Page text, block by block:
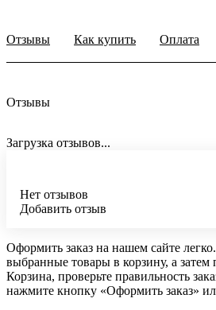
Отзывы Как купить Оплата
Отзывы
Загрузка отзывов...
Нет отзывов
Добавить отзыв
Оформить заказ на нашем сайте
выбранные товары в корзину, а затем
Корзина, проверьте правильность
нажмите кнопку «Оформить заказ»